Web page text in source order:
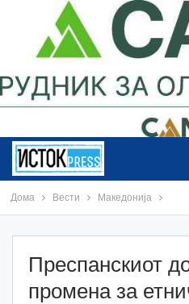
Дома Вести Македонија
Преспанскиот
промена за